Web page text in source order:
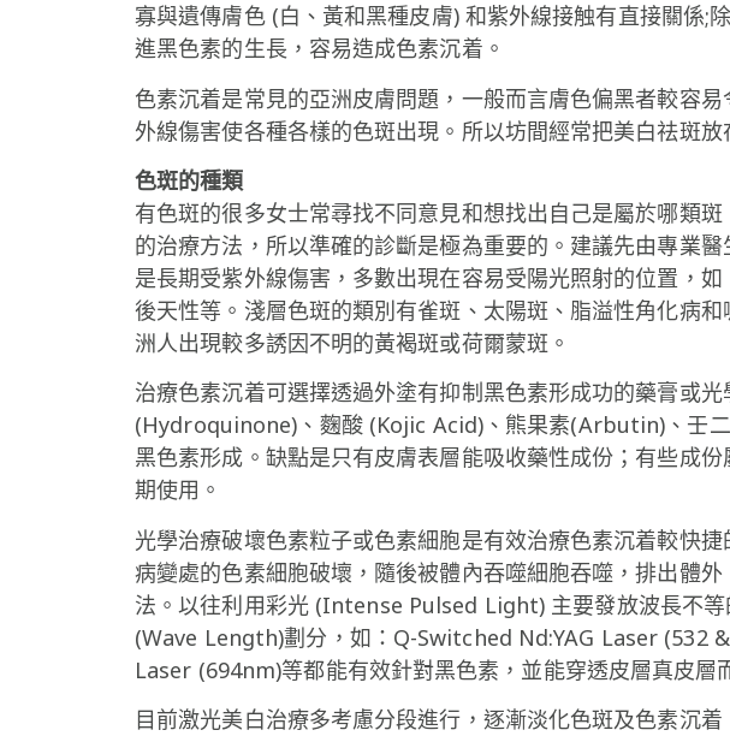
寡與遺傳膚色 (白、黃和黑種皮膚) 和紫外線接触有直接關係;
進黑色素的生長，容易造成色素沉着。
色素沉着是常見的亞洲皮膚問題，一般而言膚色偏黑者較容
外線傷害使各種各樣的色斑出現。所以坊間經常把美白祛斑放
色斑的種類
有色斑的很多女士常尋找不同意見和想找出自己是屬於哪類
的治療方法，所以準確的診斷是極為重要的。建議先由專業
是長期受紫外線傷害，多數出現在容易受陽光照射的位置，
後天性等。淺層色斑的類別有雀斑、太陽斑、脂溢性角化病
洲人出現較多誘因不明的黃褐斑或荷爾蒙斑。
治療色素沉着可選擇透過外塗有抑制黑色素形成功的藥膏或
(Hydroquinone)、麴酸 (Kojic Acid)、熊果素(Arbutin)、壬
黑色素形成。缺點是只有皮膚表層能吸收藥性成份；有些成
期使用。
光學治療破壞色素粒子或色素細胞是有效治療色素沉着較快
病變處的色素細胞破壞，隨後被體內吞噬細胞吞噬，排出體
法。以往利用彩光 (Intense Pulsed Light) 主要發放波長不
(Wave Length)劃分，如：Q-Switched Nd:YAG Laser
Laser (694nm)等都能有效針對黑色素，並能穿透皮層真皮層
目前激光美白治療多考慮分段進行，逐漸淡化色斑及色素沉